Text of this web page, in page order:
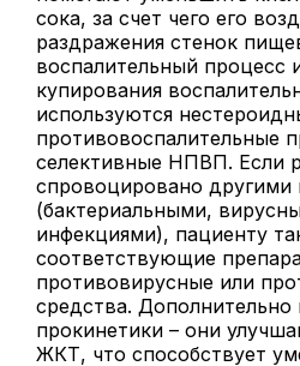
сока, за счет чего его
раздражения стенок
воспалительный процесс
купирования
используются
противовоспалительные
селективные НПВП. Если
спровоцировано другими
(бактериальными,
инфекциями), пациенту
соответствующие
противовирусные или
средства. Дополнительно
прокинетики – они
ЖКТ, что способствует